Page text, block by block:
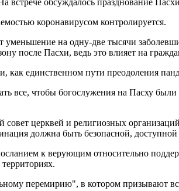
коронавирусом контролируется.
уменьшение на одну-две тысячи
после Пасхи, ведь это влияет на
как единственном пути преодоления
все, чтобы богослужения на Пасху
совет церквей и религиозных
должна быть безопасной,
к верующим относительно
перемирию", в котором призывают